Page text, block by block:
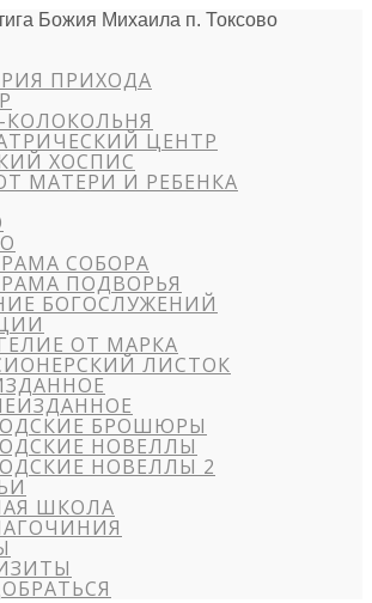
Божия Михаила п. Токсово
ПРИХОДА
КОЛОКОЛЬНЯ
ЦЕНТР
ХОСПИС
МАТЕРИ И РЕБЕНКА
СОБОРА
ПОДВОРЬЯ
БОГОСЛУЖЕНИЙ
ОТ МАРКА
ЛИСТОК
БРОШЮРЫ
НОВЕЛЛЫ
НОВЕЛЛЫ 2
ШКОЛА